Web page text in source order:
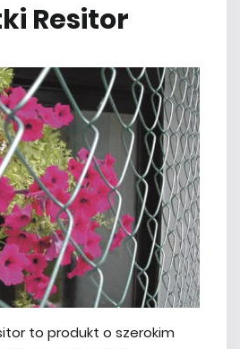
Resitor
to produkt o szerokim